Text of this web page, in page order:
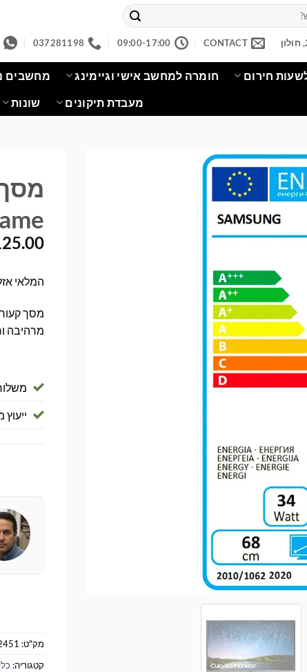
CONTACT
09:00-17:00
037281198
חירום חומרה למחשב אישי וגיימינג מחשבים
מעבדת תיקונים שונות
המלאי
מרהיבה
מק"ט:
קטגוריה: